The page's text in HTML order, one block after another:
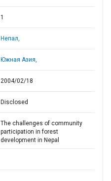
1
Непал,
Южная Азия,
2004/02/18
Disclosed
The challenges of community
participation in forest
development in Nepal